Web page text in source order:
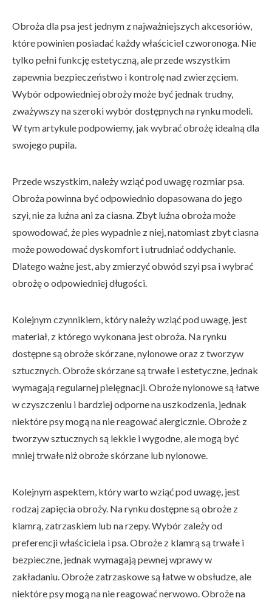
Obroża dla psa jest jednym z najważniejszych akcesoriów,
które powinien posiadać każdy właściciel czworonoga. Nie
tylko pełni funkcję estetyczną, ale przede wszystkim
zapewnia bezpieczeństwo i kontrolę nad zwierzęciem.
Wybór odpowiedniej obroży może być jednak trudny,
zważywszy na szeroki wybór dostępnych na rynku modeli.
W tym artykule podpowiemy, jak wybrać obrożę idealną dla
swojego pupila.
Przede wszystkim, należy wziąć pod uwagę rozmiar psa.
Obroża powinna być odpowiednio dopasowana do jego
szyi, nie za luźna ani za ciasna. Zbyt luźna obroża może
spowodować, że pies wypadnie z niej, natomiast zbyt ciasna
może powodować dyskomfort i utrudniać oddychanie.
Dlatego ważne jest, aby zmierzyć obwód szyi psa i wybrać
obrożę o odpowiedniej długości.
Kolejnym czynnikiem, który należy wziąć pod uwagę, jest
materiał, z którego wykonana jest obroża. Na rynku
dostępne są obroże skórzane, nylonowe oraz z tworzyw
sztucznych. Obroże skórzane są trwałe i estetyczne, jednak
wymagają regularnej pielęgnacji. Obroże nylonowe są łatwe
w czyszczeniu i bardziej odporne na uszkodzenia, jednak
niektóre psy mogą na nie reagować alergicznie. Obroże z
tworzyw sztucznych są lekkie i wygodne, ale mogą być
mniej trwałe niż obroże skórzane lub nylonowe.
Kolejnym aspektem, który warto wziąć pod uwagę, jest
rodzaj zapięcia obroży. Na rynku dostępne są obroże z
klamrą, zatrzaskiem lub na rzepy. Wybór zależy od
preferencji właściciela i psa. Obroże z klamrą są trwałe i
bezpieczne, jednak wymagają pewnej wprawy w
zakładaniu. Obroże zatrzaskowe są łatwe w obsłudze, ale
niektóre psy mogą na nie reagować nerwowo. Obroże na